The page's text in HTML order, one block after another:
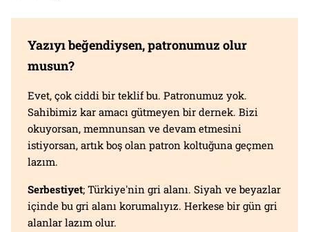
Yazıyı beğendiysen, patronumuz olur
musun?
Evet, çok ciddi bir teklif bu. Patronumuz yok.
Sahibimiz kar amacı gütmeyen bir dernek. Bizi
okuyorsan, memnunsan ve devam etmesini
istiyorsan, artık boş olan patron koltuğuna geçmen
lazım.
Serbestiyet; Türkiye'nin gri alanı. Siyah ve beyazlar
içinde bu gri alanı korumalıyız. Herkese bir gün gri
alanlar lazım olur.